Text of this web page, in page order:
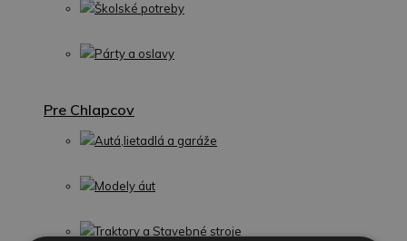
Školské potreby
Párty a oslavy
Pre Chlapcov
Autá,lietadlá a garáže
Modely áut
Traktory a Stavebné stroje